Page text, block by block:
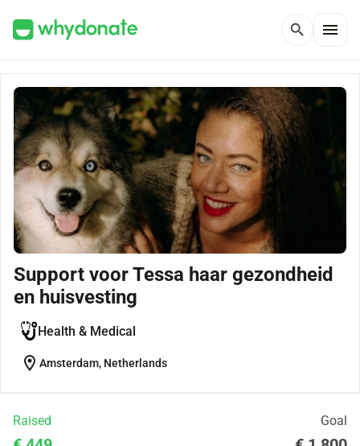
search menu
Support voor Tessa haar gezondheid
en huisvesting
Health & Medical
location_on Amsterdam, Netherlands
Raised Goal